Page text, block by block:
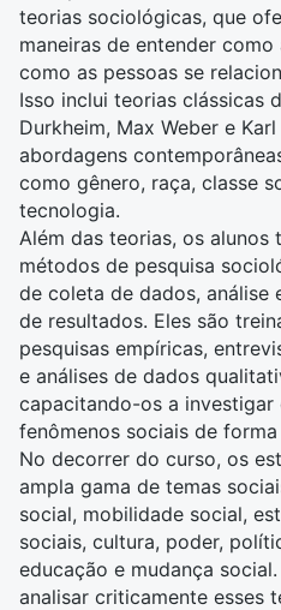
teorias sociológicas, que
maneiras de entender
como as pessoas se
Isso inclui teorias clássicas
Durkheim, Max Weber e
abordagens
como gênero, raça, classe
tecnologia.
Além das teorias, os alunos
métodos de pesquisa
de coleta de dados, análise
de resultados. Eles são
pesquisas empíricas,
e análises de dados
capacitando-os a investigar
fenômenos sociais de
No decorrer do curso, os
ampla gama de temas
social, mobilidade social,
sociais, cultura, poder,
educação e mudança
analisar criticamente esses